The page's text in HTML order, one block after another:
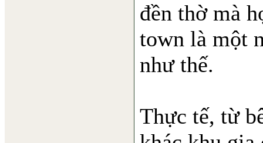
đền thờ mà
town là một
như thế.
Thực tế, từ